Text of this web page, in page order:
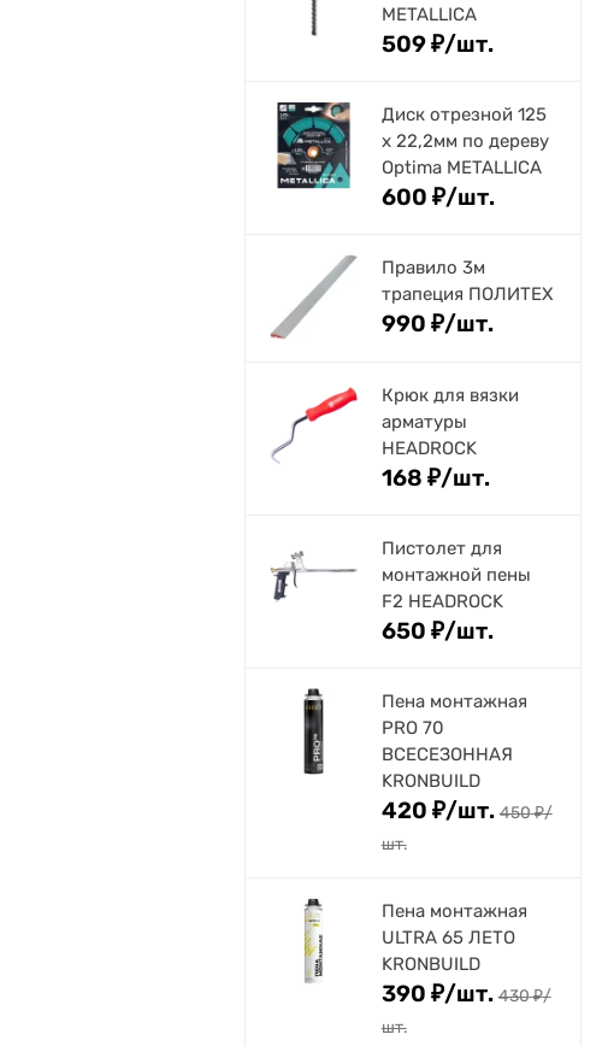
METALLICA
509₽/шт.
Диск отрезной 125
x 22,2мм по дереву
Optima METALLICA
600 ₽/шт.
Правило 3м
трапеция ПОЛИТЕХ
990 ₽/шт.
Крюк для вязки
арматуры
HEADROCK
168 ₽/шт.
Пистолет для
монтажной пены
F2 HEADROCK
650 ₽/шт.
Пена монтажная
PRO 70
ВСЕСЕЗОННАЯ
KRONBUILD
420 ₽/шт. 450₽/
шт.
Пена монтажная
ULTRA 65 ЛЕТО
KRONBUILD
390 ₽/шт. 430₽/
шт.